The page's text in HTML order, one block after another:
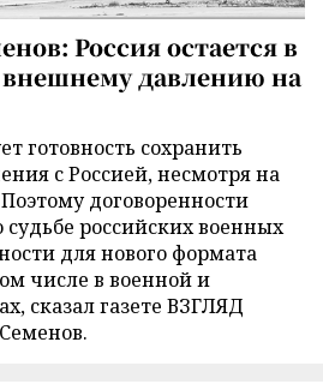
Россия остается в
давлению на
готовность сохранить
с Россией, несмотря на
договоренности
российских военных
для нового формата
числе в военной и
сказал газете ВЗГЛЯД